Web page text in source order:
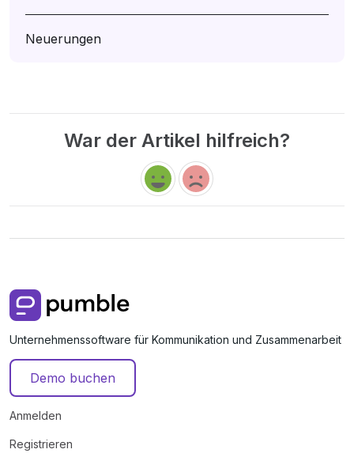
Neuerungen
War der Artikel hilfreich?
Unternehmenssoftware für Kommunikation und Zusammenarbeit
Demo buchen
Anmelden
Registrieren